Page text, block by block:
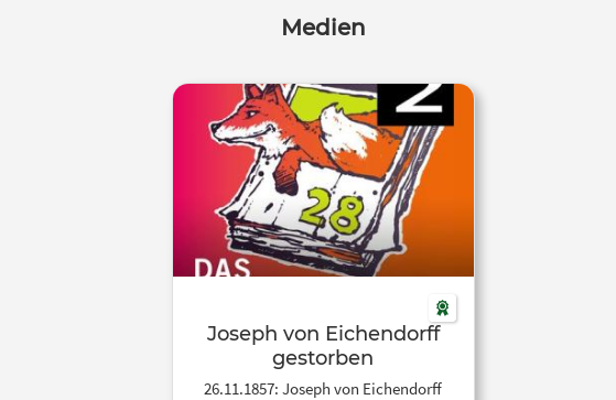
Medien
Joseph von Eichendorff
gestorben
26.11.1857: Joseph von Eichendorff